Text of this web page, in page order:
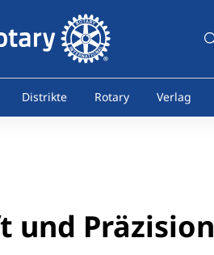
Distrikte Rotary Verlag
und Präzision